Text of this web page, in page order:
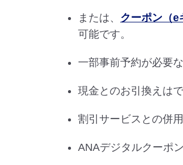
または、 クーポン（e
可能です。
一部事前予約が必要
現金とのお引換えはで
割引サービスとの併
ANAデジタルクーポ